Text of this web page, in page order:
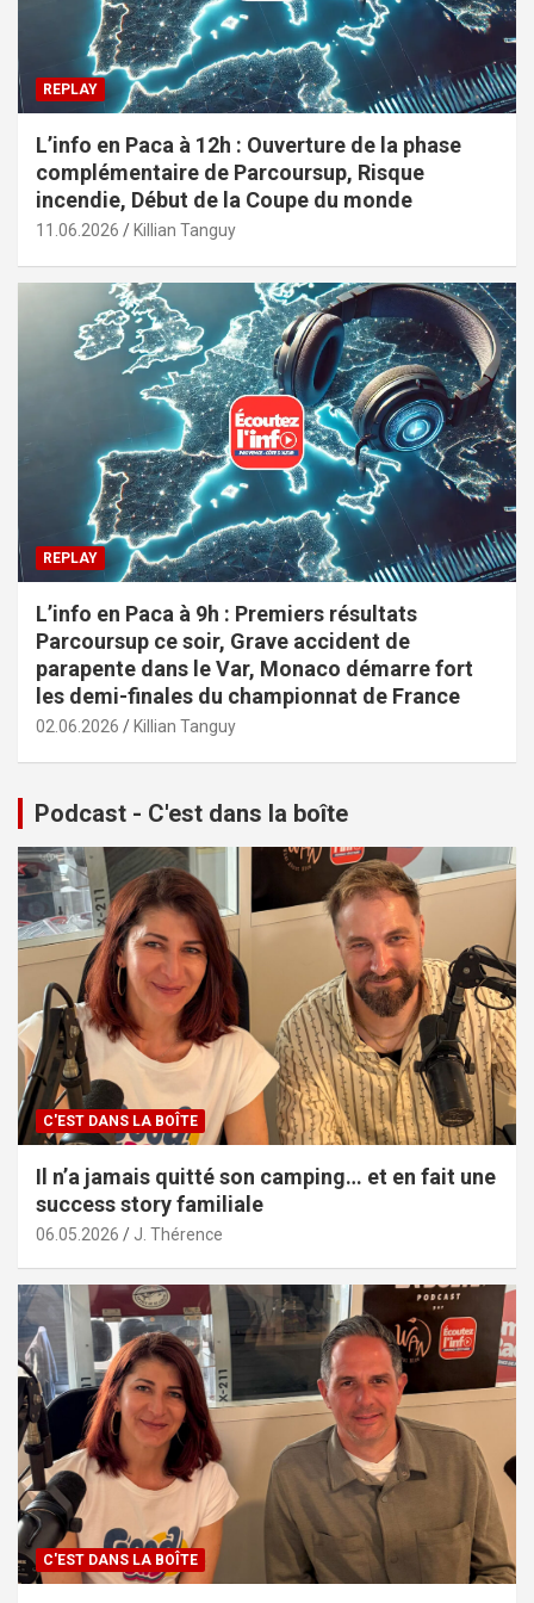
REPLAY
L’info en Paca à 12h : Ouverture de la phase
complémentaire de Parcoursup, Risque
incendie, Début de la Coupe du monde
11.06.2026 Killian Tanguy
REPLAY
L’info en Paca à 9h : Premiers résultats
Parcoursup ce soir, Grave accident de
parapente dans le Var, Monaco démarre fort
les demi-finales du championnat de France
02.06.2026 Killian Tanguy
Podcast - C'est dans la boîte
C'EST DANS LA BOÎTE
Il n’a jamais quitté son camping… et en fait une
success story familiale
06.05.2026 J. Thérence
C'EST DANS LA BOÎTE